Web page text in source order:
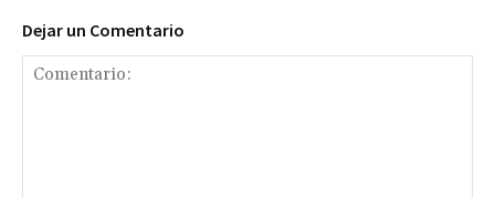
Dejar un Comentario